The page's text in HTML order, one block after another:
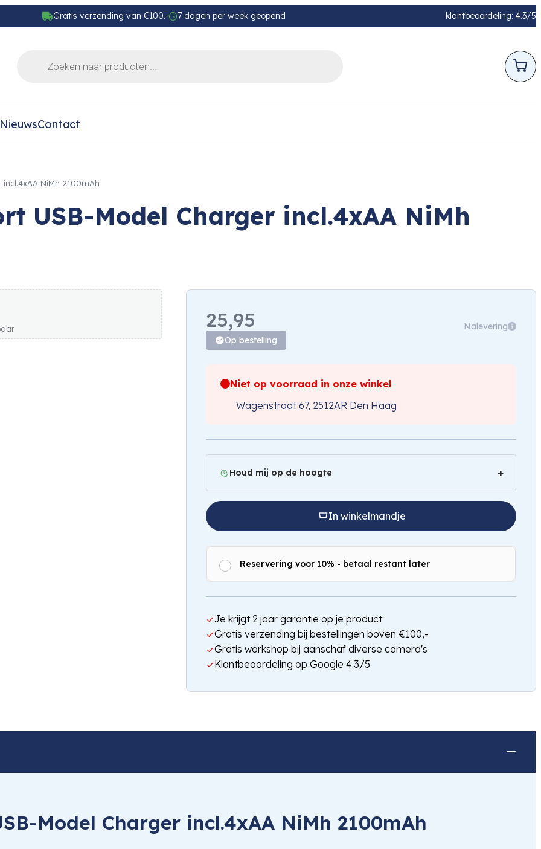
Gratis verzending van €100.- 7 dagen per week geopend klantbeoordeling: 4.3/5
NieuwsContact
incl.4xAA NiMh 2100mAh
USB-Model Charger incl.4xAA NiMh
25,95
Nalevering
Op bestelling
Niet op voorraad in onze winkel
Wagenstraat 67, 2512AR Den Haag
Houd mij op de hoogte
In winkelmandje
Reservering voor 10% - betaal restant later
Je krijgt 2 jaar garantie op je product
Gratis verzending bij bestellingen boven €100,-
Gratis workshop bij aanschaf diverse camera's
Klantbeoordeling op Google 4.3/5
Model Charger incl.4xAA NiMh 2100mAh